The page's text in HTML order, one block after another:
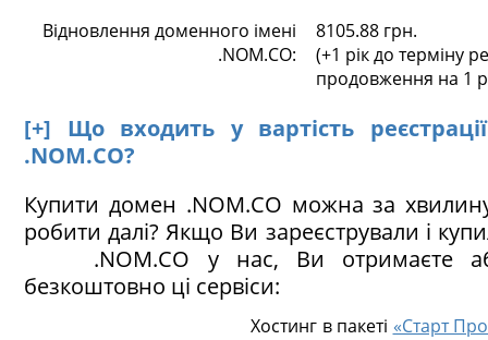
Відновлення доменного імені
.NOM.CO:
8105.88 грн.
(+1 рік до терміну
продовження на 1
[+] Що входить у вартість
.NOM.CO?
Купити домен .NOM.CO можна за
робити далі? Якщо Ви зареєстрували і
.NOM.CO у нас, Ви отримаєте
безкоштовно ці сервіси:
Хостинг в пакеті «Старт